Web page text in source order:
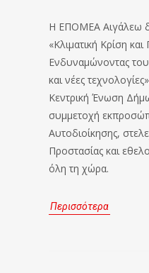
Η ΕΠΟΜΕΑ Αιγάλεω
«Κλιματική Κρίση
Ενδυναμώνοντας
και νέες
Κεντρική Ένωση
συμμετοχή
Αυτοδιοίκησης,
Προστασίας και
όλη τη χώρα.
Περισσότερα